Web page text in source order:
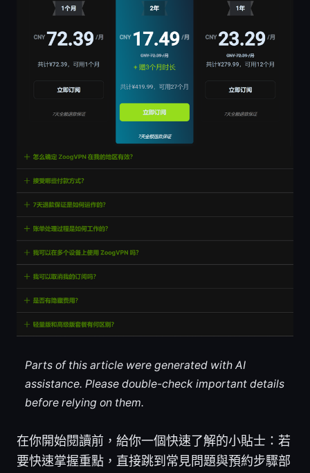
Parts of this article were generated with AI
assistance. Please double-check important details
before relying on them.
在你開始閱讀前，給你一個快速了解的小貼士：若
要快速掌握重點，直接跳到常見問題與預約步驟部